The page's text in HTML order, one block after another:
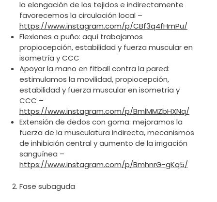
la elongación de los tejidos e indirectamente
favorecemos la circulación local –
https://www.instagram.com/p/CBf3q4fHmPu/
Flexiones a puño: aquí trabajamos
propiocepción, estabilidad y fuerza muscular en
isometría y CCC
Apoyar la mano en fitball contra la pared:
estimulamos la movilidad, propiocepción,
estabilidad y fuerza muscular en isometría y
CCC –
https://www.instagram.com/p/BmlMMZbHXNq/
Extensión de dedos con goma: mejoramos la
fuerza de la musculatura indirecta, mecanismos
de inhibición central y aumento de la irrigación
sanguínea –
https://www.instagram.com/p/BmhnrG-gKq5/
Fase subaguda